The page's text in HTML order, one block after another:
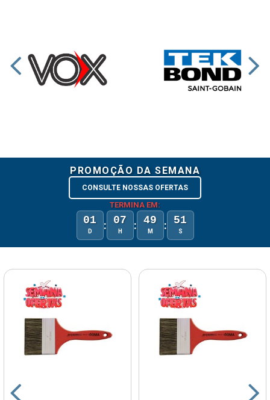
PROMOÇÃO DA SEMANA
CONSULTE NOSSAS OFERTAS
TERMINA EM:
01
D : 07
H : 49
M : 51
S